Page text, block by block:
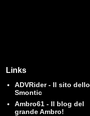
Links
ADVRider - Il sito dello
Smontic
Ambro61 - Il blog del
grande Ambro!